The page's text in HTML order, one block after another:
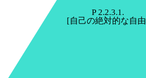
P 2.2.3.1.
[自己の絶対的な自